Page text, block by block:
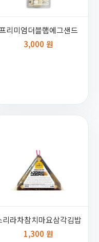
리미엄더블햄에그샌드
3,000 원
리라차참치마요삼각김밥
1,300 원